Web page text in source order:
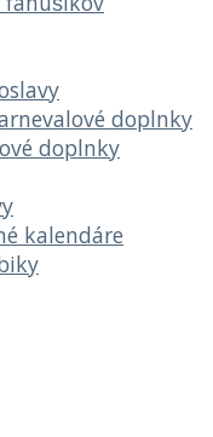
doplnky
doplnky
kalendáre